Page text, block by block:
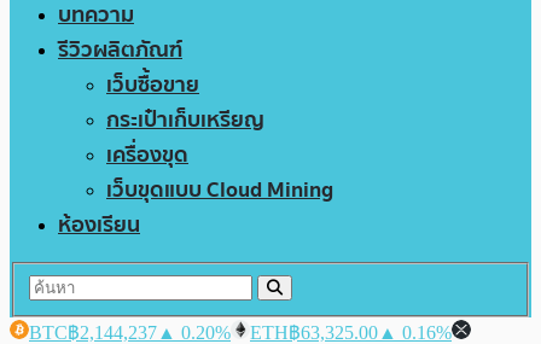
บทความ
รีวิวผลิตภัณฑ์
เว็บซื้อขาย
กระเป๋าเก็บเหรียญ
เครื่องขุด
เว็บขุดแบบ Cloud Mining
ห้องเรียน
BTC฿2,144,237 ▲ 0.20% ETH฿63,325.00 ▲ 0.16%